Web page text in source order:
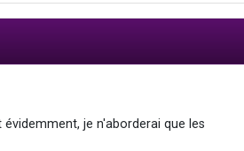
je n'aborderai que les